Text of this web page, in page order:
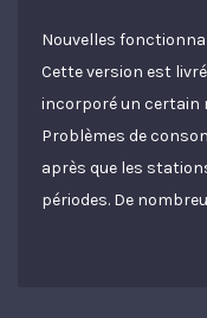
Nouvelles
Cette version est
incorporé un certain
Problèmes de
après que les
périodes. De